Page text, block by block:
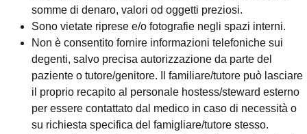
somme di denaro, valori od oggetti preziosi.
Sono vietate riprese e/o fotografie negli spazi interni.
Non è consentito fornire informazioni telefoniche sui
degenti, salvo precisa autorizzazione da parte del
paziente o tutore/genitore. Il familiare/tutore può lasciare
il proprio recapito al personale hostess/steward esterno
per essere contattato dal medico in caso di necessità o
su richiesta specifica del famigliare/tutore stesso.